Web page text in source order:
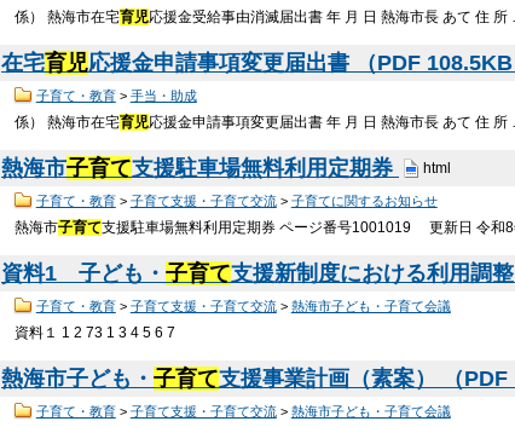
係） 熱海市在宅育児応援金受給事由消滅届出書 年 月 日 熱海市長 あて 住
在宅育児応援金申請事項変更届出書 （PDF 108.5KB
子育て・教育> 手当・助成
係） 熱海市在宅育児応援金申請事項変更届出書 年 月 日 熱海市長 あて 住
熱海市子育て支援駐車場無料利用定期券 html
子育て・教育> 子育て支援・子育て交流> 子育てに関するお知らせ
熱海市子育て支援駐車場無料利用定期券 ページ番号1001019 更新日 令
資料1 子ども・ 子育て支援新制度における利用調
子育て・教育> 子育て支援・子育て交流> 熱海市子ども・子育て会議
資料１ 1 2 73 1 3 4 5 6 7
熱海市子ども・ 子育て支援事業計画（素案） （PDF
子育て・教育> 子育て支援・子育て交流> 熱海市子ども・子育て会議